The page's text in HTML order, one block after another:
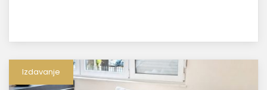
Izdavanje